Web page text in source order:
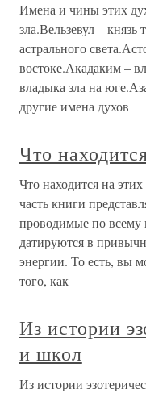
Имена и чины этих
зла.Вельзевул –
астрального
востоке.Акадаким –
владыка зла на
другие имена духов
Что
Что находится на
часть книги
проводимые по всему
датируются в
энергии. То есть, вы
того, как
Из истории
и школ
Из истории